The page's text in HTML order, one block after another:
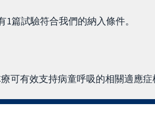
篇試驗符合我們的納入條件。
可有效支持病童呼吸的相關適應症